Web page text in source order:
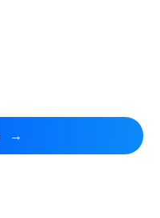
→